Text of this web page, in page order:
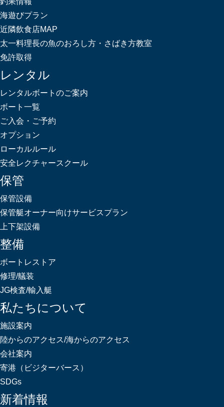
海遊びプラン
近隣飲食店MAP
太一料理長の魚のおろし方・さばき方教室
免許取得
レンタル
レンタルボートのご案内
ボート一覧
ご入会・ご予約
オプション
ローカルルール
安全レクチャースクール
保管
保管設備
保管艇オーナー向けサービスプラン
上下架設備
整備
ボートレストア
修理/艤装
JG検査/輸入艇
私たちについて
施設案内
陸からのアクセス/海からのアクセス
会社案内
寄港（ビジターバース）
SDGs
新着情報